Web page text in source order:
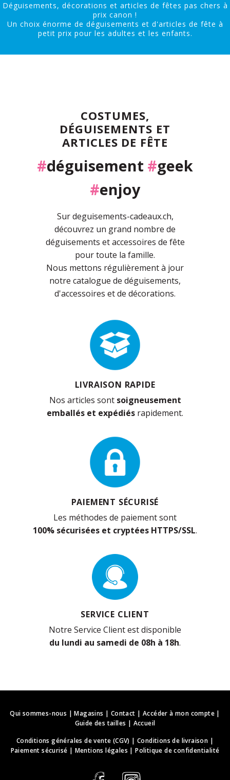
Déguisements, décorations et articles de fêtes pas chers à
prix canon !
Un choix énorme de déguisements et d'articles de fête à
petit prix pour les adultes et les enfants.
COSTUMES,
DÉGUISEMENTS ET
ARTICLES DE FÊTE
#déguisement #geek
#enjoy
Sur deguisements-cadeaux.ch,
découvrez un grand nombre de
déguisements et accessoires de fête
pour toute la famille.
Nous mettons régulièrement à jour
notre catalogue de déguisements,
d'accessoires et de décorations.
LIVRAISON RAPIDE
Nos articles sont soigneusement
emballés et expédiés rapidement.
PAIEMENT SÉCURISÉ
Les méthodes de paiement sont
100% sécurisées et cryptées HTTPS/SSL.
SERVICE CLIENT
Notre Service Client est disponible
du lundi au samedi de 08h à 18h.
Qui sommes-nous |Magasins | Contact | Accéder à mon compte|
Guide des tailles | Accueil
Conditions générales de vente (CGV) |Conditions de livraison
Paiement sécurisé
Mentions légales |Politique de confidentialité